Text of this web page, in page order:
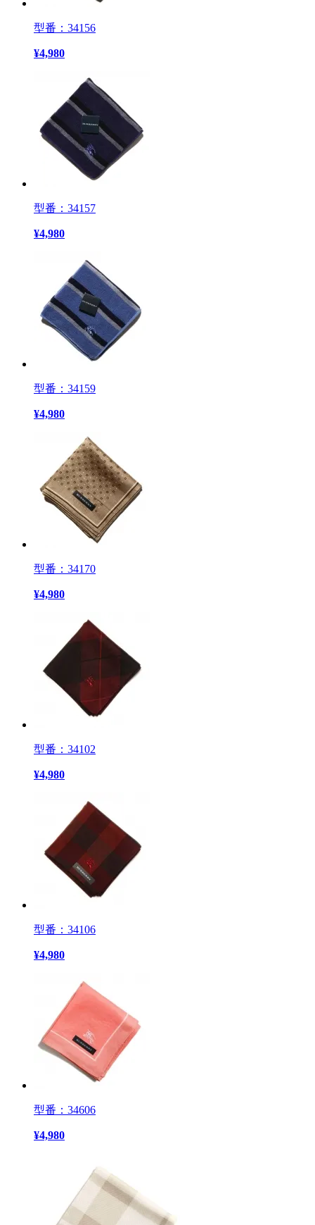
型番：34156
¥4,980
型番：34157
¥4,980
型番：34159
¥4,980
型番：34170
¥4,980
型番：34102
¥4,980
型番：34106
¥4,980
型番：34606
¥4,980